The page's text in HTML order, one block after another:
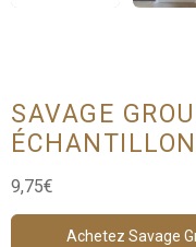
SAVAGE
9,75€
Achetez Savage